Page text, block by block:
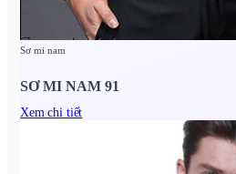
Sơ mi nam
SƠ MI NAM 91
Xem chi tiết